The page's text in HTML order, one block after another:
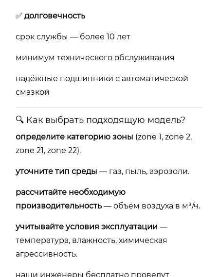
✅ долговечность
срок службы — более 10 лет
минимум технического обслуживания
надёжные подшипники с автоматической
смазкой
🔍 Как выбрать подходящую модель?
определите категорию зоны (zone 1, zone 2,
zone 21, zone 22).
уточните тип среды — газ, пыль, аэрозоли.
рассчитайте необходимую
производительность — объём воздуха в м³/ч.
учитывайте условия эксплуатации —
температура, влажность, химическая
агрессивность.
наши инженеры бесплатно проведут